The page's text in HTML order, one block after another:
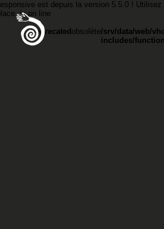
est depuis la version 5.5.0 ! Utilisez
inon line
Deprecated obsolète/srv/data/web/
includes/